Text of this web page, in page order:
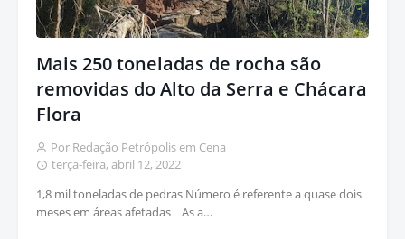
Mais 250 toneladas de rocha são
removidas do Alto da Serra e Chácara
Flora
Por Redação Petrópolis em Cena
terça-feira, abril 12, 2022
1,8 mil toneladas de pedras Número é referente a quase dois
meses em áreas afetadas As a…